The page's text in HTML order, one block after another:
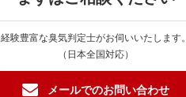
経験豊富な臭気判定士がお伺いいたします。
（日本全国対応）
メールでのお問い合わせ